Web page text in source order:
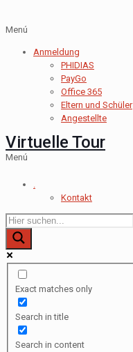
Menú
Anmeldung
PHIDIAS
PayGo
Office 365
Eltern und Schüler
Angestellte
Virtuelle Tour
Menú
.
Kontakt
Exact matches only
Search in title
Search in content